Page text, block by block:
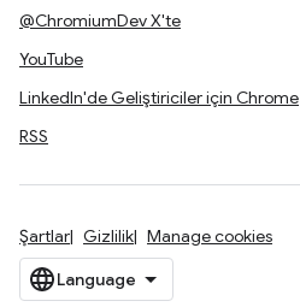
@ChromiumDev X'te
YouTube
LinkedIn'de Geliştiriciler için Chrome
RSS
Şartlar Gizlilik Manage cookies